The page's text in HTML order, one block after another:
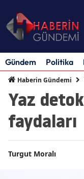
Gündem Politika
Haberin Gündemi
Yaz
faydaları
Turgut Moralı